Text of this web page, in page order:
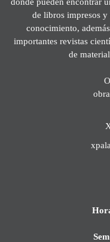
de libros impresos y
conocimiento,
importantes revistas
de